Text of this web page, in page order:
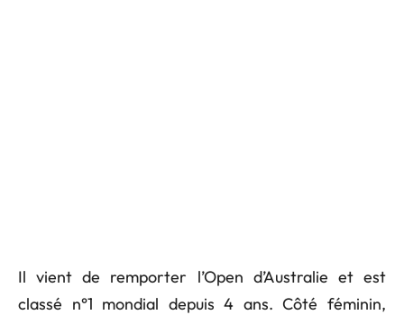
Il vient de remporter l’Open d’Australie et est
classé n°1 mondial depuis 4 ans. Côté féminin,